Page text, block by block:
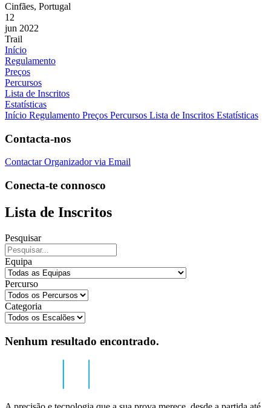
Cinfães, Portugal
12
jun 2022
Trail
Início
Regulamento
Preços
Percursos
Lista de Inscritos
Estatísticas
Início Regulamento Preços Percursos Lista de Inscritos Estatísticas
Contacta-nos
Contactar Organizador via Email
Conecta-te connosco
Lista de Inscritos
Pesquisar
Equipa
Percurso
Categoria
Nenhum resultado encontrado.